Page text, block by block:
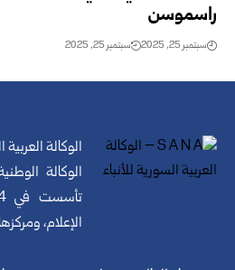
راسموسن
سبتمبر 25, 2025 سبتمبر 25, 2025
الوكالة
الوكالة
الإعلام،